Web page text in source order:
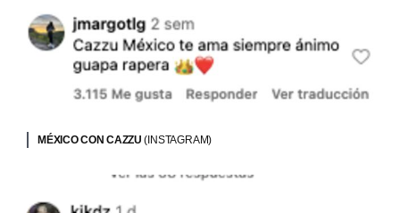
MÉXICO CON CAZZU(INSTAGRAM)